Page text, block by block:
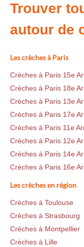
Trouver
autour de
Les crèches à Paris
Crèches à Paris 15e
Crèches à Paris 18e
Crèches à Paris 13e
Crèches à Paris 17e
Crèches à Paris 11e
Crèches à Paris 12e
Crèches à Paris 14e
Crèches à Paris 16e
Les crèches en région
Crèches à Toulouse
Crèches à Strasbourg
Crèches à Montpellier
Crèches à Lille